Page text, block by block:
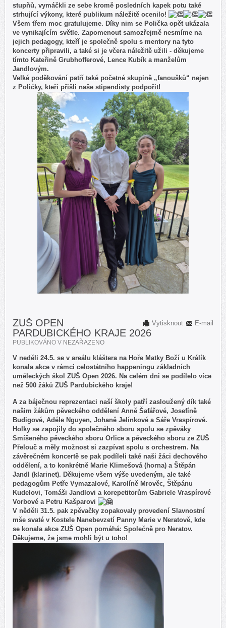
stupňů, vymáčkli ze sebe kromě posledních kapek potu také
strhující výkony, které publikum náležitě ocenilo!
Všem třem moc gratulujeme. Díky nim se Polička opět ukázala
ve vynikajícím světle. Zapomenout samozřejmě nesmíme na
jejich pedagogy, kteří je společně spolu s mentory na tyto
koncerty připravili, a také si je včera náležitě užili - děkujeme
tímto Kateřině Grubhofferové, Lence Kubík a manželům
Jandlovým.
Velké poděkování patří také početné skupině „fanoušků“ nejen
z Poličky, kteří přišli naše stipendisty podpořit!
E-mail
Vytisknout
ZUŠ OPEN
PARDUBICKÉHO KRAJE 2026
PUBLIKOVÁNO V NEZAŘAZENO
V neděli 24.5. se v areálu kláštera na Hoře Matky Boží u Králík
konala akce v rámci celostátního happeningu základních
uměleckých škol ZUŠ Open 2026. Na celém dni se podílelo více
než 500 žáků ZUŠ Pardubického kraje!
A za báječnou reprezentaci naší školy patří zasloužený dík také
našim žákům pěveckého oddělení Anně Šafářové, Josefíně
Budigové, Adéle Nguyen, Johaně Jelínkové a Sáře Vraspírové.
Holky se zapojily do společného sboru spolu se zpěváky
Smíšeného pěveckého sboru Orlice a pěveckého sboru ze ZUŠ
Přelouč a měly možnost si zazpívat spolu s orchestrem. Na
závěrečném koncertě se pak podíleli také naši žáci dechového
oddělení, a to konkrétně Marie Klimešová (horna) a Štěpán
Jandl (klarinet). Děkujeme všem výše uvedeným, ale také
pedagogům Petře Vymazalové, Karolíně Mrověc, Štěpánu
Kudelovi, Tomáši Jandlovi a korepetitorům Gabriele Vraspírové
Vorbové a Petru Kašparovi
V něděli 31.5. pak zpěvačky zopakovaly provedení Slavnostní
mše svaté v Kostele Nanebevzetí Panny Marie v Neratově, kde
se konala akce ZUŠ Open pomáhá: Společně pro Neratov.
Děkujeme, že jsme mohli být u toho!